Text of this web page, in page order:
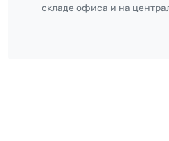
складе офиса и на